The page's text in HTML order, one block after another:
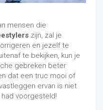
mensen die
zijn, zal je
en jezelf te
te bekijken, kun je
gebreken beter
dat een truc mooi of
ervan is niet
voorgesteld!